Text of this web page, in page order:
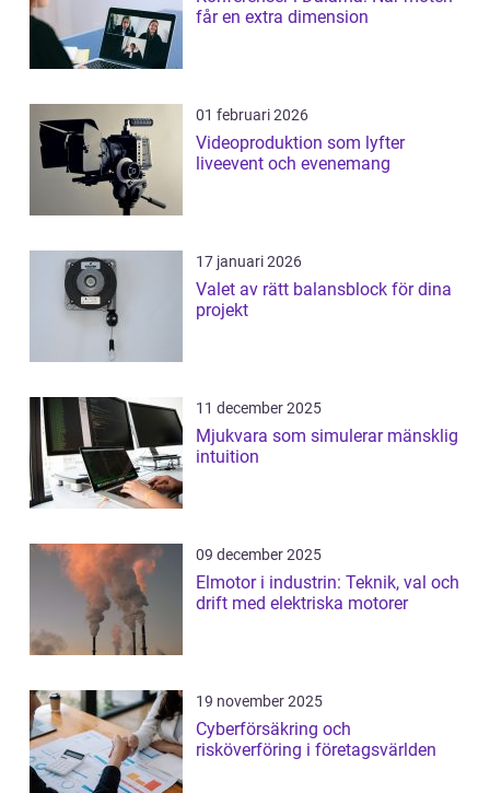
får en extra dimension
01 februari 2026
Videoproduktion som lyfter
liveevent och evenemang
17 januari 2026
Valet av rätt balansblock för dina
projekt
11 december 2025
Mjukvara som simulerar mänsklig
intuition
09 december 2025
Elmotor i industrin: Teknik, val och
drift med elektriska motorer
19 november 2025
Cyberförsäkring och
risköverföring i företagsvärlden